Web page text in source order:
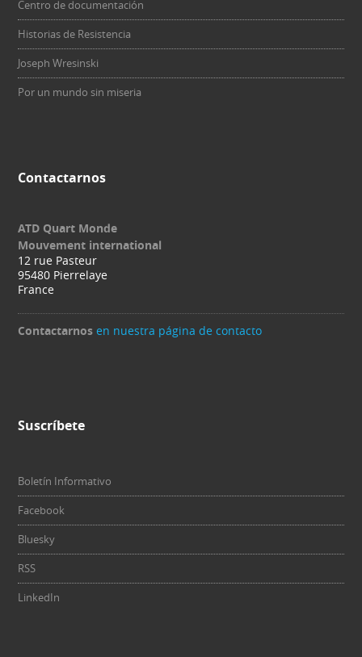
Centro de documentación
Historias de Resistencia
Joseph Wresinski
Por un mundo sin miseria
Contactarnos
ATD Quart Monde
Mouvement international
12 rue Pasteur
95480 Pierrelaye
France
Contactarnos en nuestra página de contacto
Suscríbete
Boletín Informativo
Facebook
Bluesky
RSS
LinkedIn